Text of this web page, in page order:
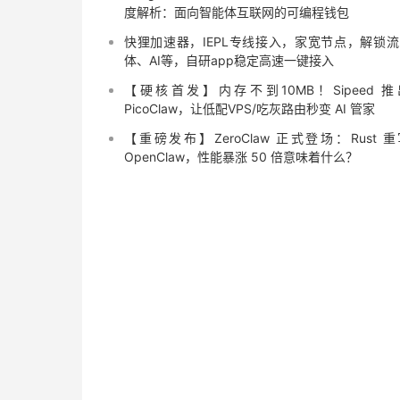
度解析：面向智能体互联网的可编程钱包
快狸加速器，IEPL专线接入，家宽节点，解锁
体、AI等，自研app稳定高速一键接入
【硬核首发】内存不到10MB！Sipeed
PicoClaw，让低配VPS/吃灰路由秒变 AI 管家
【重磅发布】ZeroClaw 正式登场：Rust
OpenClaw，性能暴涨 50 倍意味着什么？